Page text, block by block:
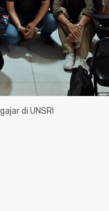
di UNSRI